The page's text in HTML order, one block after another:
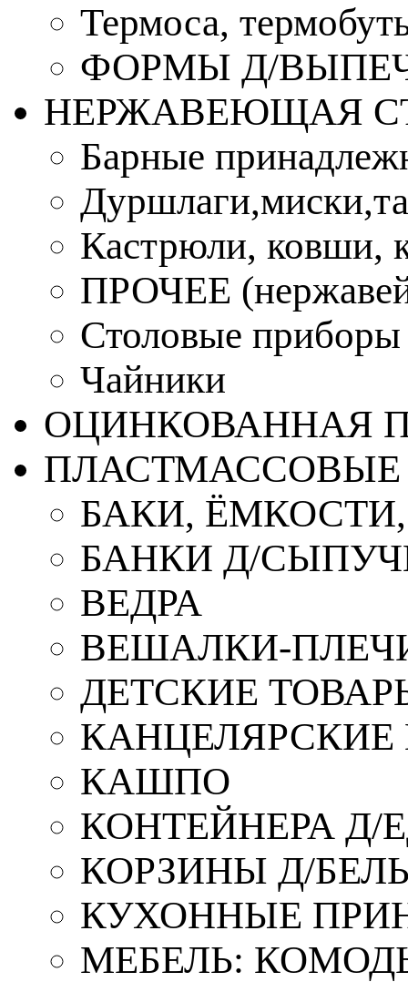
Термоса,
ФОРМЫ Д/
НЕРЖАВЕЮЩАЯ
Барные
Кастрюли, ковши,
ПРОЧЕЕ
Столовые приборы
Чайники
ОЦИНКОВАННАЯ
ПЛАСТМАССОВЫЕ
БАКИ,
БАНКИ Д/
ВЕДРА
ВЕШАЛКИ-
ДЕТСКИЕ
КАШПО
КОНТЕЙНЕРА Д/
КОРЗИНЫ Д/
КУХОННЫЕ
МЕБЕЛЬ: